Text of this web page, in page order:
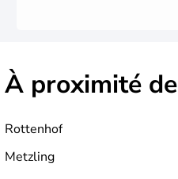
À proximité de
Rottenhof
Metzling